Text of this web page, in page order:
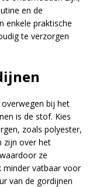
en de
enkele praktische
te verzorgen
bij het
is de stof. Kies
zoals polyester,
zijn over het
ze
minder vatbaar voor
van de gordijnen